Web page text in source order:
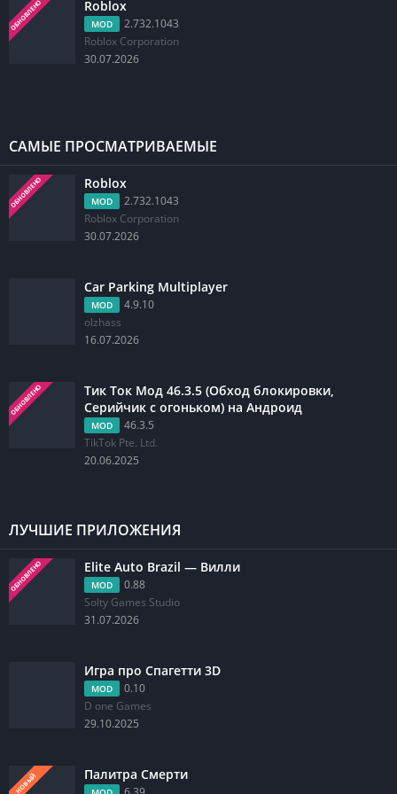
ОБНОВЛЕНО Roblox
MOD
2.732.1043
Roblox Corporation
30.07.2026
САМЫЕ ПРОСМАТРИВАЕМЫЕ
ОБНОВЛЕНО Roblox
MOD
2.732.1043
Roblox Corporation
30.07.2026
Car Parking Multiplayer
MOD
4.9.10
olzhass
16.07.2026
ОБНОВЛЕНО
Тик Ток Мод 46.3.5 (Обход блокировки,
Серийчик с огоньком) на Андроид
MOD
46.3.5
TikTok Pte. Ltd.
20.06.2025
ЛУЧШИЕ ПРИЛОЖЕНИЯ
ОБНОВЛЕНО Elite Auto Brazil — Вилли
MOD
0.88
Solty Games Studio
31.07.2026
Игра про Спагетти 3D
MOD
0.10
D one Games
29.10.2025
НОВЫЙ Палитра Смерти